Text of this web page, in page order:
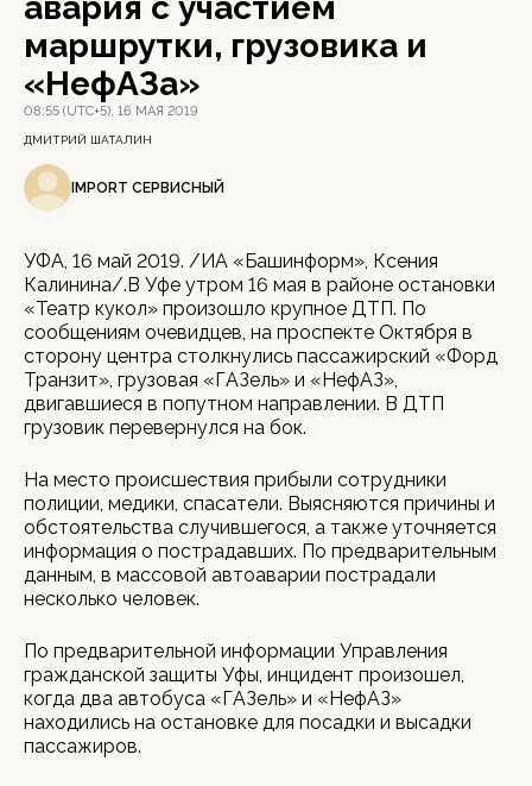
маршрутки, грузовика и
«НефАЗа»
08:55 (UTC+5), 16 МАЯ 2019
ДМИТРИЙ ШАТАЛИН
IMPORT СЕРВИСНЫЙ
УФА, 16 май 2019. /ИА «Башинформ», Ксения
Калинина/.В Уфе утром 16 мая в районе остановки
«Театр кукол» произошло крупное ДТП. По
сообщениям очевидцев, на проспекте Октября в
сторону центра столкнулись пассажирский «Форд
Транзит», грузовая «ГАЗель» и «НефАЗ»,
двигавшиеся в попутном направлении. В ДТП
грузовик перевернулся на бок.
На место происшествия прибыли сотрудники
полиции, медики, спасатели. Выясняются причины и
обстоятельства случившегося, а также уточняется
информация о пострадавших. По предварительным
данным, в массовой автоаварии пострадали
несколько человек.
По предварительной информации Управления
гражданской защиты Уфы, инцидент произошел,
когда два автобуса «ГАЗель» и «НефАЗ»
находились на остановке для посадки и высадки
пассажиров.